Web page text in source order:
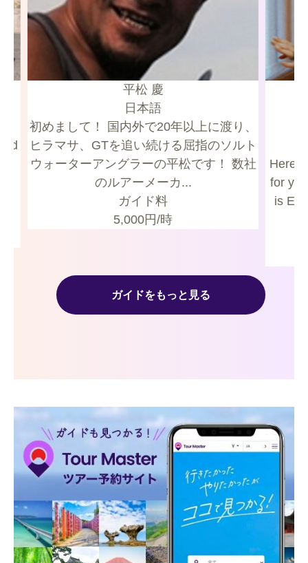
平松 慶
日本語
初めまして！ 国内外で20年以上に渡り、
ヒラマサ、GTを追い続ける屈指のソルト
ウォーターアングラーの平松です！ 数社
のルアーメーカ...
ガイド料
5,000円/時
for you
is
ガイドをもっと見る